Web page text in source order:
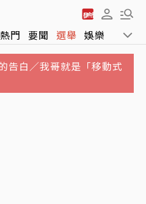
熱門 要聞 選舉 娛樂 運動
告白／我哥就是「移動式